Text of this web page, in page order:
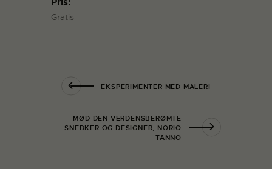
Gratis
EKSPERIMENTER MED MALERI
MØD DEN VERDENSBERØMTE
SNEDKER OG DESIGNER, NORIO
TANNO